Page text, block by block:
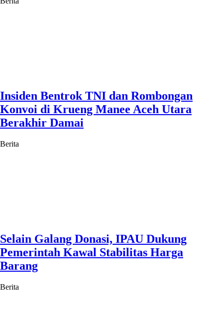
Insiden Bentrok TNI dan Rombongan
Konvoi di Krueng Manee Aceh Utara
Berakhir Damai
Berita
Selain Galang Donasi, IPAU Dukung
Pemerintah Kawal Stabilitas Harga
Barang
Berita